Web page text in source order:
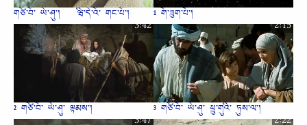
གཙོ༌བོ༌ ཡེ༌ཤུ༌། - ཝི༌དེ༌འོ༌ གང༌པོ༌། 1 གོ༌ཟུག༌པོ༌།
3:42
2 གཙོ༌བོ༌ ཡེ༌ཤུ༌ ལྟམས༌།
2:15
3 གཙོ༌བོ༌ ཡེ༌ཤུ༌ ཕྲུ༌གུའི༌ ཏུས༌ལ༌།